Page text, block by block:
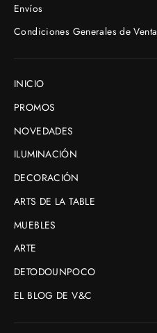
Envíos
Condiciones Generales de Venta
INICIO
PROMOS
NOVEDADES
ILUMINACIÓN
DECORACIÓN
ARTS DE LA TABLE
MUEBLES
ARTE
DETODOUNPOCO
EL BLOG DE V&C